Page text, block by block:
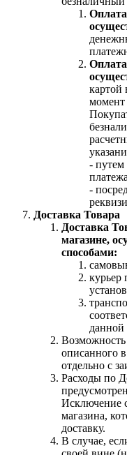
картой
момент
- путем
-
Доставка Товара
Доставка
магазине,
способами:
курьер
данной
Возможность
описанного
отдельно с
Расходы по
Исключение
магазина,
доставку.
В случае,